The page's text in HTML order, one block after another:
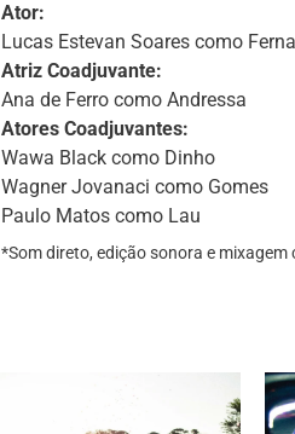
Ator:
Lucas Estevan Soares como
Atriz Coadjuvante:
Ana de Ferro como Andressa
Atores Coadjuvantes:
Wawa Black como Dinho
Wagner Jovanaci como Gomes
Paulo Matos como Lau
*Som direto, edição sonora e